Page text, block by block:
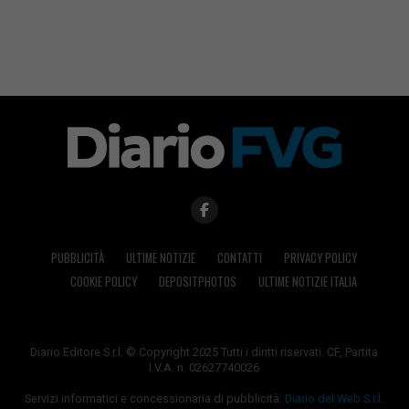
PUBBLICITÀ ULTIME NOTIZIE CONTATTI
PRIVACY POLICY
COOKIE POLICY
DEPOSITPHOTOS ULTIME NOTIZIE ITALIA
Diario Editore S.r.l. © Copyright 2025 Tutti i diritti riservati. CF, Partita
I.V.A. n. 02627740026
Servizi informatici e concessionaria di pubblicità: Diario del Web S.r.l.